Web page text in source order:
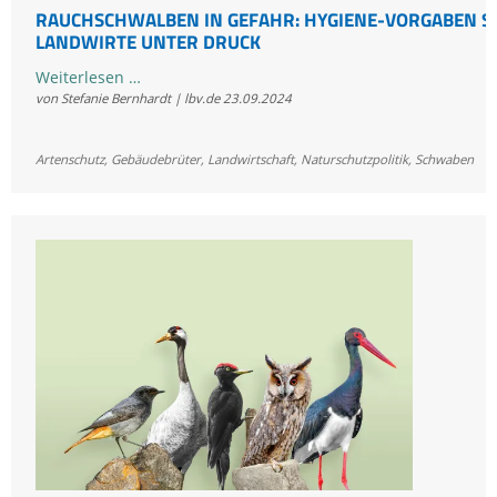
RAUCHSCHWALBEN IN GEFAHR: HYGIENE-VORGABEN
LANDWIRTE UNTER DRUCK
Weiterlesen …Rauchschwalben
in
Hygiene-
Landwirte
von Stefanie Bernhardt | lbv.de23.09.2024
Artenschutz, Gebäudebrüter, Landwirtschaft, Naturschutzpolitik, Schwaben